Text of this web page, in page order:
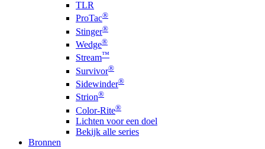
TLR
ProTac®
Stinger®
Wedge®
Stream™
Survivor®
Sidewinder®
Strion®
Color-Rite®
Lichten voor een doel
Bekijk alle series
Bronnen